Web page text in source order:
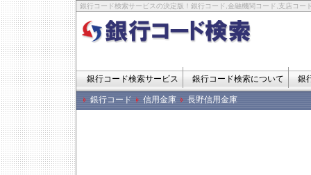
銀行コード検索サービスの決定版！銀行コード,金融機関コード,支店コー
銀行コード検索サービス 銀行コード検索について 銀
銀行コード 信用金庫 長野信用金庫